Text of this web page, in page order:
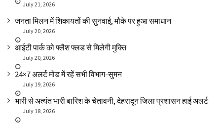
July 21, 2026
जनता मिलन में शिकायतों की सुनवाई, मौके पर हुआ समाधान
July 20, 2026
आईटी पार्क को फ्लैश फ्लड से मिलेगी मुक्ति
July 20, 2026
24×7 अलर्ट मोड में रहें सभी विभाग-सुमन
July 19, 2026
भारी से अत्यंत भारी बारिश के चेतावनी, देहरादून जिला प्रशासन हाई अलर्ट
July 18, 2026